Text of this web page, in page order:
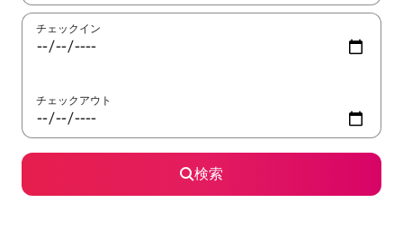
チェックイン
チェックアウト
検索